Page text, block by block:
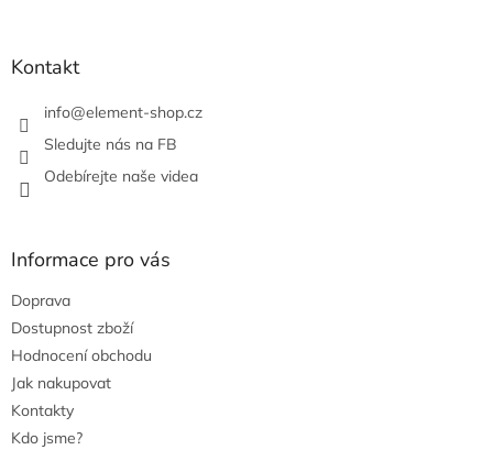
Kontakt
info@element-shop.cz
Sledujte nás na FB
Odebírejte naše videa
Informace pro vás
Doprava
Dostupnost zboží
Hodnocení obchodu
Jak nakupovat
Kontakty
Kdo jsme?